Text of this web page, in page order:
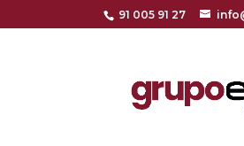
91 005 91 27